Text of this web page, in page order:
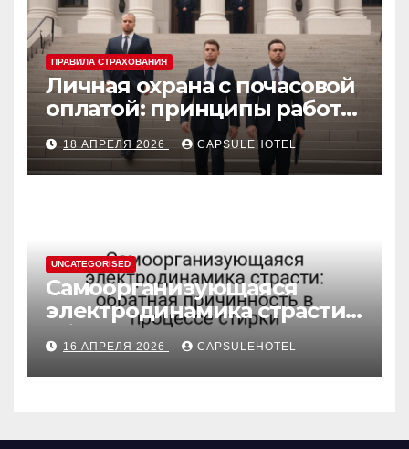
ПРАВИЛА СТРАХОВАНИЯ
Личная охрана с почасовой
оплатой: принципы работы
и правовые аспекты
18 АПРЕЛЯ 2026 CAPSULEHOTEL
UNCATEGORISED
Самоорганизующаяся
электродинамика страсти:
обратная причинность в
процессе стирки
16 АПРЕЛЯ 2026 CAPSULEHOTEL